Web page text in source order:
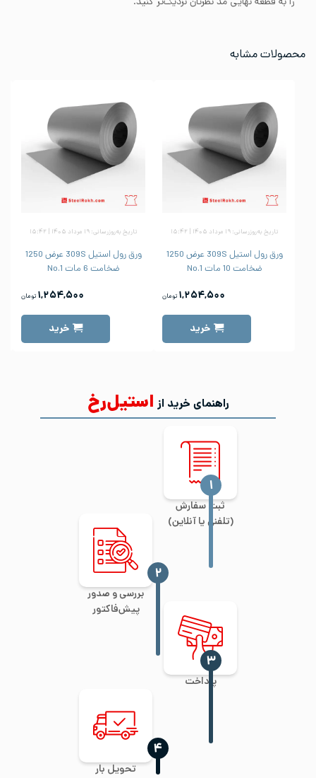
محصولات مشابه
تاریخ به‌روزرسانی: ۱۹ مرداد ۱۴۰۵ | ۱۵:۴۲
ورق رول استیل 309S عرض 1250
ضخامت 10 مات No.1
۱,۲۵۴,۵۰۰ تومان
خرید
تاریخ به‌روزرسانی: ۱۹ مرداد ۱۴۰۵ | ۱۵:۴۲
ورق رول استیل 309S عرض 1250
ضخامت 6 مات No.1
۱,۲۵۴,۵۰۰ تومان
خرید
راهنمای خرید از استیل‌رخ
ثبت سفارش
(تلفنی یا آنلاین)
‍۱
بررسی و صدور
پیش‌فاکتور
‍۲
پرداخت
‍۳
تحویل بار
‍۴